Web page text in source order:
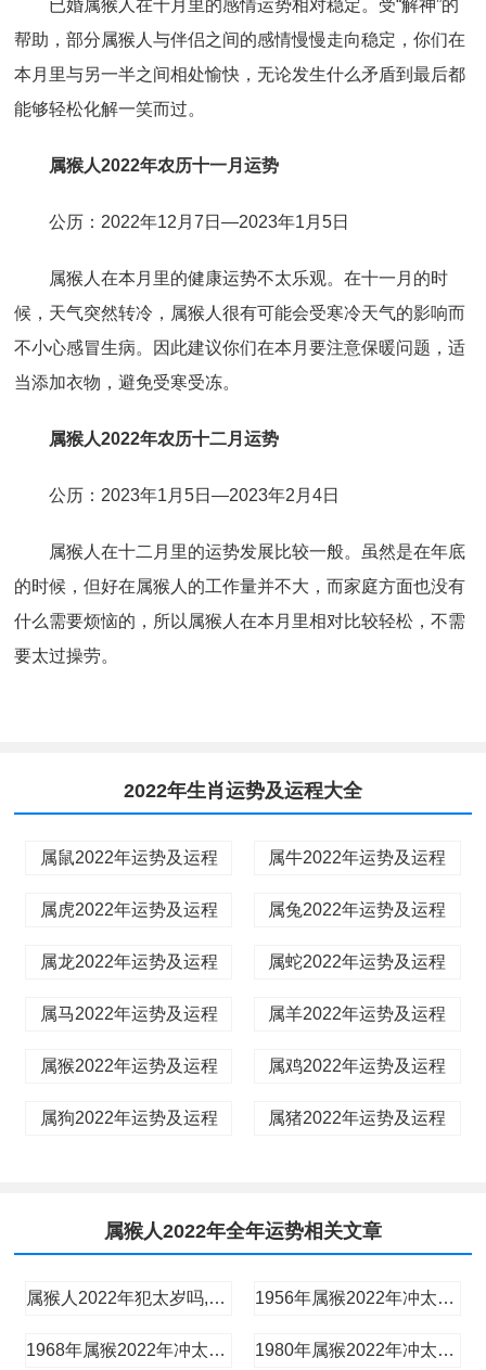
已婚属猴人在十月里的感情运势相对稳定。受“解神”的
帮助，部分属猴人与伴侣之间的感情慢慢走向稳定，你们在
本月里与另一半之间相处愉快，无论发生什么矛盾到最后都
能够轻松化解一笑而过。
属猴人2022年农历十一月运势
公历：2022年12月7日—2023年1月5日
属猴人在本月里的健康运势不太乐观。在十一月的时
候，天气突然转冷，属猴人很有可能会受寒冷天气的影响而
不小心感冒生病。因此建议你们在本月要注意保暖问题，适
当添加衣物，避免受寒受冻。
属猴人2022年农历十二月运势
公历：2023年1月5日—2023年2月4日
属猴人在十二月里的运势发展比较一般。虽然是在年底
的时候，但好在属猴人的工作量并不大，而家庭方面也没有
什么需要烦恼的，所以属猴人在本月里相对比较轻松，不需
要太过操劳。
2022年生肖运势及运程大全
属鼠2022年运势及运程 属牛2022年运势及运程
属虎2022年运势及运程 属兔2022年运势及运程
属龙2022年运势及运程 属蛇2022年运势及运程
属马2022年运势及运程 属羊2022年运势及运程
属猴2022年运势及运程 属鸡2022年运势及运程
属狗2022年运势及运程 属猪2022年运势及运程
属猴人2022年全年运势相关文章
属猴人2022年犯太岁吗,2022年属猴冲太岁佩戴什么化解 1956年属猴2022年冲太岁要注意什么,56年66岁生肖猴逢虎年运势如何
1968年属猴2022年冲太岁要注意什么,68年54岁生肖猴逢虎年运势如何 1980年属猴2022年冲太岁要注意什么,80年42岁生肖猴逢虎年运势如何